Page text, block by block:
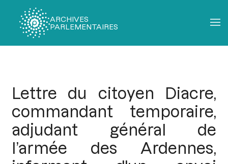
ARCHIVES
PARLEMENTAIRES
Lettre du citoyen Diacre,
commandant temporaire,
adjudant général de
l’armée des Ardennes,